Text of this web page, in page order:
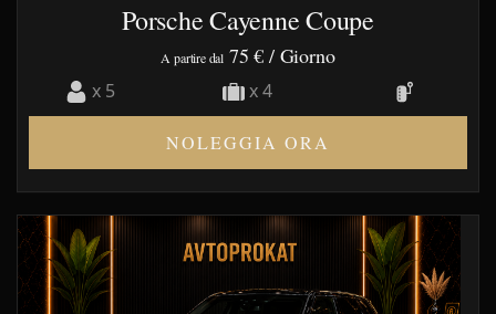
Porsche Cayenne Coupe
A partire dal 75 € / Giorno
x 5 x 4
NOLEGGIA ORA